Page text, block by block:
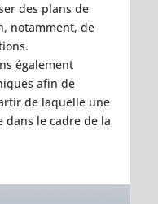
des plans de
notamment, de
également
afin de
de laquelle une
le cadre de la